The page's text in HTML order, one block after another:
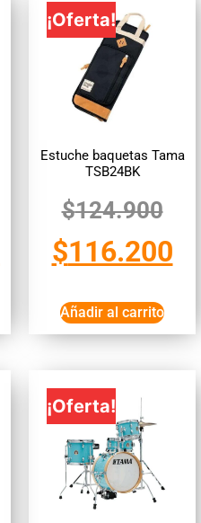
¡Oferta!
Estuche baquetas Tama
TSB24BK
$124.900
$116.200
Añadir al carrito
¡Oferta!